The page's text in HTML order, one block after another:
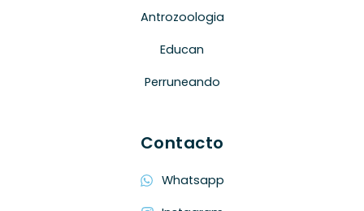
Antrozoologia
Educan
Perruneando
Contacto
Whatsapp